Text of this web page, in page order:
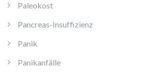
Paleokost
Pancreas-Insuffizienz
Panik
Panikanfälle